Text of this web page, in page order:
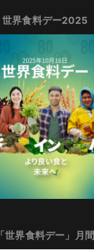
世界食料デー2025
「世界食料デー」月間